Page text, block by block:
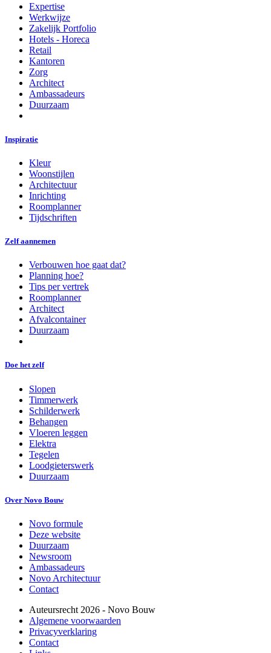
Expertise
Werkwijze
Zakelijk Portfolio
Hotels - Horeca
Retail
Kantoren
Zorg
Architect
Ambassadeurs
Duurzaam
Inspiratie
Kleur
Woonstijlen
Architectuur
Inrichting
Roomplanner
Tijdschriften
Zelf aannemen
Verbouwen hoe gaat dat?
Planning hoe?
Tips per vertrek
Roomplanner
Architect
Afvalcontainer
Duurzaam
Doe het zelf
Slopen
Timmerwerk
Schilderwerk
Behangen
Vloeren leggen
Elektra
Tegelen
Loodgieterswerk
Duurzaam
Over Novo Bouw
Novo formule
Deze website
Duurzaam
Newsroom
Ambassadeurs
Novo Architectuur
Contact
Auteursrecht 2026 - Novo Bouw
Algemene voorwaarden
Privacyverklaring
Contact